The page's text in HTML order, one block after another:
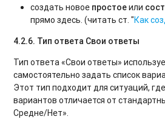
создать новое простоеили
прямо здесь. (читать ст. "Как
4.2.6. Тип ответа Свои ответы
Тип ответа «Свои ответы»
самостоятельно задать список
Этот тип подходит для ситуаций,
вариантов отличается от
Средне/Нет».